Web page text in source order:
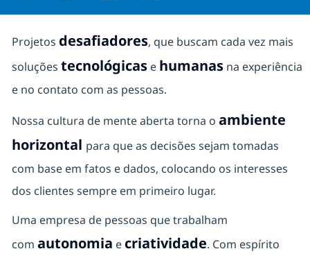
Projetos desafiadores, que buscam cada vez mais
soluções tecnológicase humanasna experiência
e no contato com as pessoas.
Nossa cultura de mente aberta torna o ambiente
horizontal para que as decisões sejam tomadas
com base em fatos e dados, colocando os interesses
dos clientes sempre em primeiro lugar.
Uma empresa de pessoas que trabalham
com autonomia e criatividade. Com espírito